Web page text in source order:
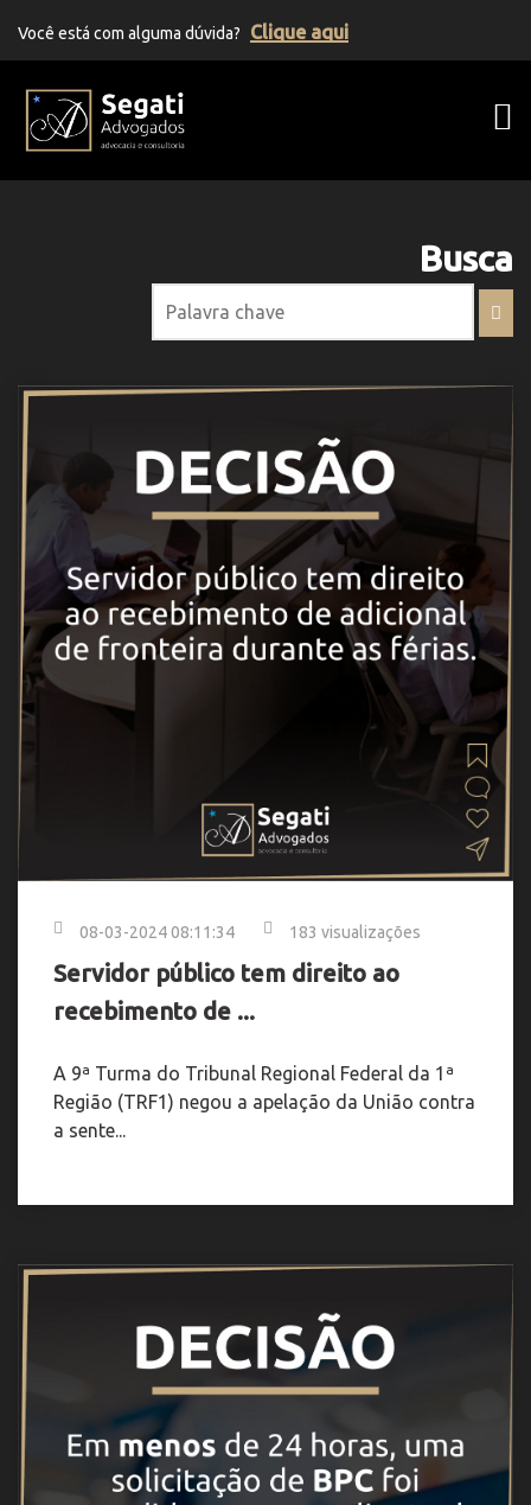
Você está com alguma dúvida? Clique aqui
Busca
08-03-2024 08:11:34 183 visualizações
Servidor público tem direito ao
recebimento de ...
A 9ª Turma do Tribunal Regional Federal da 1ª
Região (TRF1) negou a apelação da União contra
a sente...